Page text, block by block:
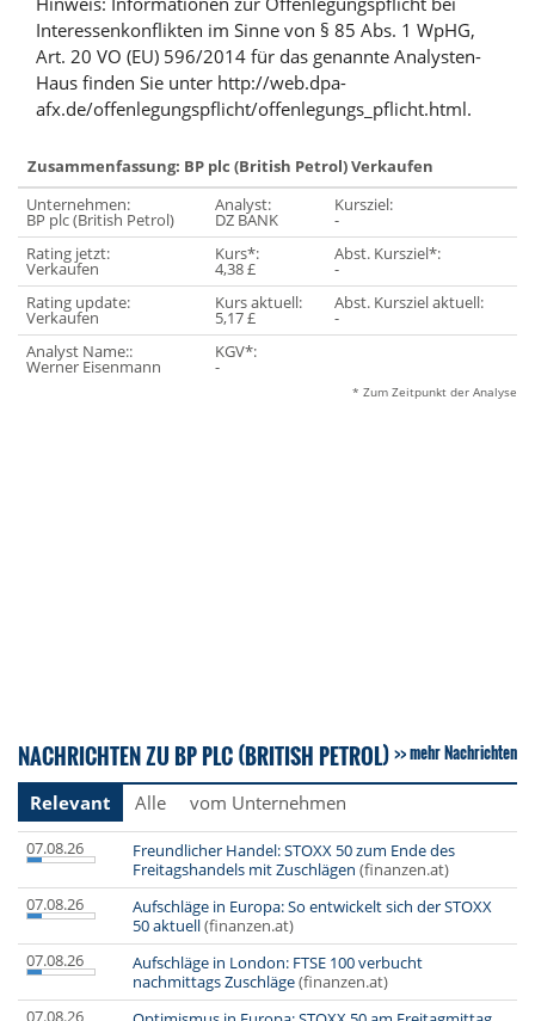
Interessenkonflikten im Sinne von § 85 Abs. 1 WpHG,
Art. 20 VO (EU) 596/2014 für das genannte Analysten-
Haus finden Sie unter http://web.dpa-
afx.de/offenlegungspflicht/offenlegungs_pflicht.html.
Zusammenfassung: BP plc (British Petrol) Verkaufen
Unternehmen:
BP plc (British Petrol)
Analyst:
DZ BANK
Kursziel:
-
Rating jetzt:
Verkaufen
Kurs*:
4,38 £
Abst. Kursziel*:
-
Rating update:
Verkaufen
Kurs aktuell:
5,17 £
Abst. Kursziel aktuell:
-
Analyst Name::
Werner Eisenmann
KGV*:
-
* Zum Zeitpunkt der Analyse
NACHRICHTEN ZU BP PLC (BRITISH PETROL) mehr Nachrichten
Relevant Alle vom Unternehmen
07.08.26
Freundlicher Handel: STOXX 50 zum Ende des
Freitagshandels mit Zuschlägen (finanzen.at)
07.08.26
Aufschläge in Europa: So entwickelt sich der STOXX
50 aktuell(finanzen.at)
07.08.26
Aufschläge in London: FTSE 100 verbucht
nachmittags Zuschläge(finanzen.at)
07.08.26